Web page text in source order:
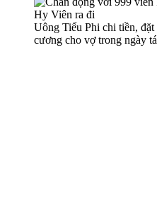
Uông Tiểu Phi chi tiền,
cương cho vợ trong ngày